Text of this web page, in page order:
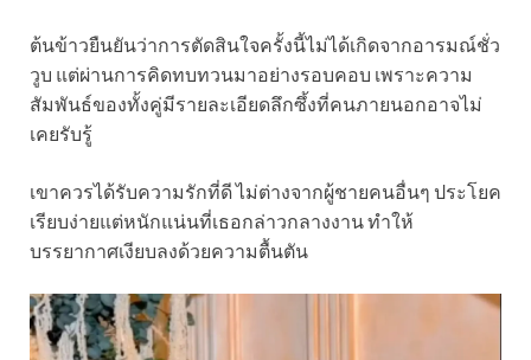
ต้นข้าวยืนยันว่าการตัดสินใจครั้งนี้ไม่ได้เกิดจากอารมณ์ชั่ว
วูบ แต่ผ่านการคิดทบทวนมาอย่างรอบคอบ เพราะความ
สัมพันธ์ของทั้งคู่มีรายละเอียดลึกซึ้งที่คนภายนอกอาจไม่
เคยรับรู้
เขาควรได้รับความรักที่ดี ไม่ต่างจากผู้ชายคนอื่นๆ ประโยค
เรียบง่ายแต่หนักแน่นที่เธอกล่าวกลางงาน ทำให้
บรรยากาศเงียบลงด้วยความตื้นตัน